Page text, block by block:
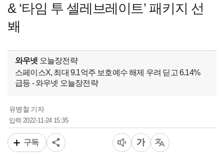
& ‘타임 투 셀레브레이트’ 패키지 선
봬
와우넷 오늘장전략
스페이스X, 최대 9.1억주 보호예수 해제 우려 딛고 6.14%
급등 - 와우넷 오늘장전략
유병철 기자
입력2022-11-24 15:35
구독